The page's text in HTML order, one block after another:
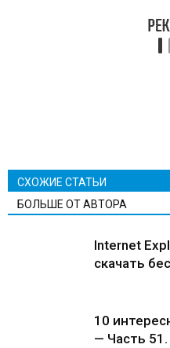
СХОЖИЕ СТАТЬИ
БОЛЬШЕ ОТ АВТОРА
Internet
скачать
10
— Часть